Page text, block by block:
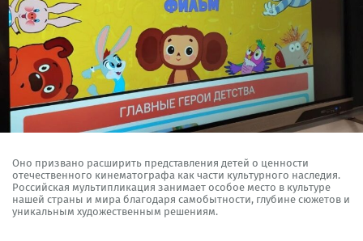
Оно призвано расширить представления детей о ценности
отечественного кинематографа как части культурного наследия.
Российская мультипликация занимает особое место в культуре
нашей страны и мира благодаря самобытности, глубине сюжетов и
уникальным художественным решениям.